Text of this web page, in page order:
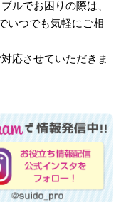
ルでお困りの際は、
いつでも気軽にご相
応させていただきま